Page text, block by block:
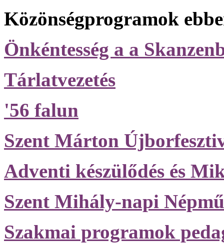
Közönségprogramok
Önkéntesség a a
Tárlatvezetés
'56 falun
Szent Márton
Adventi készülődés és
Szent Mihály-napi
Szakmai programok